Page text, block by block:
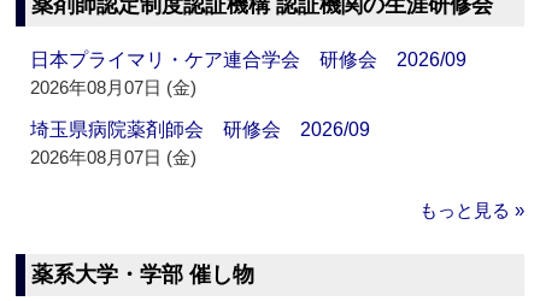
薬剤師認定制度認証機構 認証機関の生涯研修会
日本プライマリ・ケア連合学会 研修会 2026/09
2026年08月07日 (金)
埼玉県病院薬剤師会 研修会 2026/09
2026年08月07日 (金)
もっと見る »
薬系大学・学部 催し物